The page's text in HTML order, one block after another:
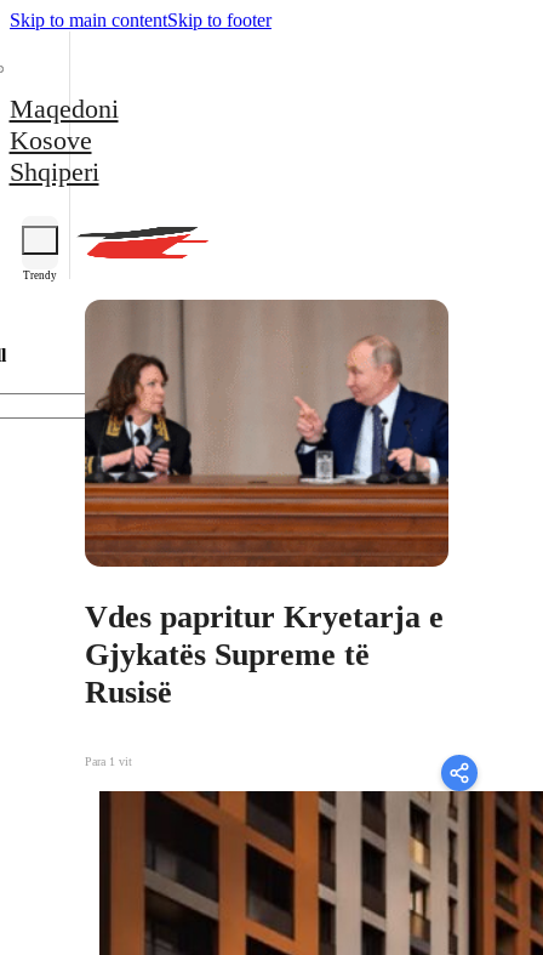
Skip to main contentSkip to footer
Maqedoni
Kosove
Shqiperi
Trendy
Vdes papritur Kryetarja e
Gjykatës Supreme të
Rusisë
Para 1 vit